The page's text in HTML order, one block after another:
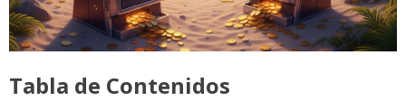
Tabla de Contenidos